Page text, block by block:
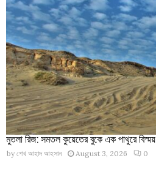
মুতলা রিজ: সমতল কুয়েতের বুকে এক পাথুরে বিস্ময়
by শেখ আহাদ আহসান August 3, 2026 0